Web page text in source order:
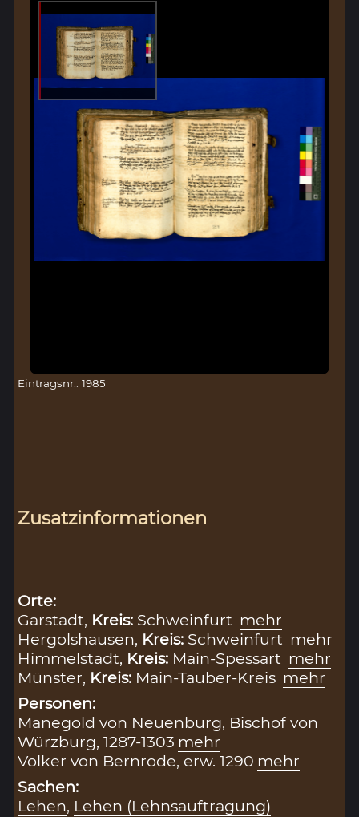
Eintragsnr.: 1985
Zusatzinformationen
Orte:
Garstadt, Kreis: Schweinfurt mehr
Hergolshausen, Kreis: Schweinfurt mehr
Himmelstadt, Kreis: Main-Spessart mehr
Münster, Kreis: Main-Tauber-Kreis mehr
Personen:
Manegold von Neuenburg, Bischof von
Würzburg, 1287-1303 mehr
Volker von Bernrode, erw. 1290 mehr
Sachen:
Lehen, Lehen (Lehnsauftragung)